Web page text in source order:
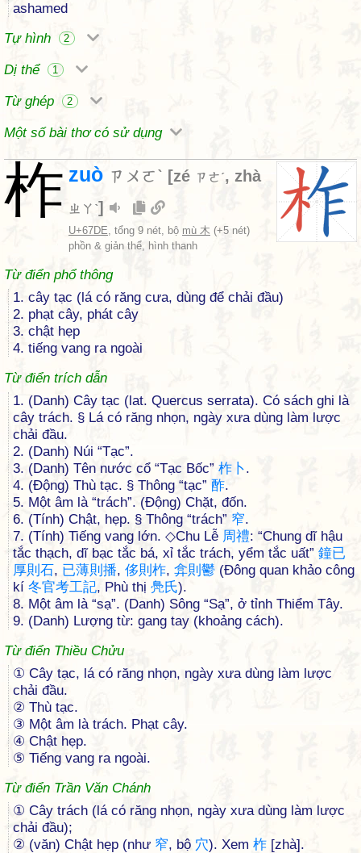
ashamed
Tự hình
2
Dị thể 1
Từ ghép 2
Một số bài thơ có sử dụng
柞 zuò ㄗㄨㄛˋ [zé ㄗㄜˊ, zhà
ㄓㄚˋ]
U+67DE, tổng 9 nét, bộ mù 木 (+5 nét)
phồn & giản thể, hình thanh
Từ điển phổ thông
1. cây tạc (lá có răng cưa, dùng để chải đầu)
2. phạt cây, phát cây
3. chật hẹp
4. tiếng vang ra ngoài
Từ điển trích dẫn
1. (Danh) Cây tạc (lat. Quercus serrata). Có sách ghi là
cây trách. § Lá có răng nhọn, ngày xưa dùng làm lược
chải đầu.
2. (Danh) Núi “Tạc”.
3. (Danh) Tên nước cổ “Tạc Bốc” 柞 卜.
4. (Động) Thù tạc. § Thông “tạc” 酢.
5. Một âm là “trách”. (Động) Chặt, đốn.
6. (Tính) Chật, hẹp. § Thông “trách” 窄.
7. (Tính) Tiếng vang lớn. ◇Chu Lễ 周禮: “Chung dĩ hậu
tắc thạch, dĩ bạc tắc bá, xỉ tắc trách, yểm tắc uất” 鐘已
厚則 石, 已薄則 播, 侈則 柞, 弇則 鬱 (Đông quan khảo công
kí 冬官考工記, Phù thị 鳧氏).
8. Một âm là “sạ”. (Danh) Sông “Sạ”, ở tỉnh Thiểm Tây.
9. (Danh) Lượng từ: gang tay (khoảng cách).
Từ điển Thiều Chửu
① Cây tạc, lá có răng nhọn, ngày xưa dùng làm lược
chải đầu.
② Thù tạc.
③ Một âm là trách. Phạt cây.
④ Chật hẹp.
⑤ Tiếng vang ra ngoài.
Từ điển Trần Văn Chánh
① Cây trách (lá có răng nhọn, ngày xưa dùng làm lược
chải đầu);
② (văn) Chật hẹp (như 窄, bộ 穴). Xem 柞 [zhà].